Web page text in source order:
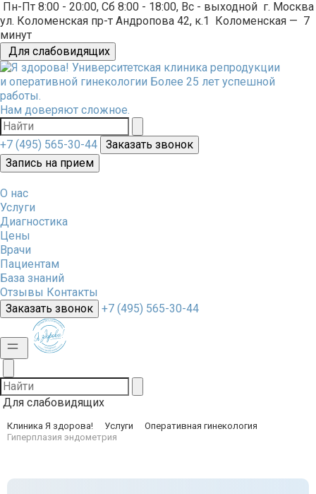
Пн-Пт 8:00 - 20:00, Сб 8:00 - 18:00, Вс - выходной г. Москва
ул. Коломенская пр-т Андропова 42, к.1 Коломенская — 7
минут
Для слабовидящих
Университетская клиника репродукции
и оперативной гинекологии Более 25 лет успешной
работы.
Нам доверяют сложное.
+7 (495) 565-30-44
Заказать звонок
Запись на прием
О нас
Услуги
Диагностика
Цены
Врачи
Пациентам
База знаний
Отзывы Контакты
Заказать звонок
+7 (495) 565-30-44
Для слабовидящих
Клиника Я здорова! Услуги
Оперативная гинекология
Гиперплазия эндометрия